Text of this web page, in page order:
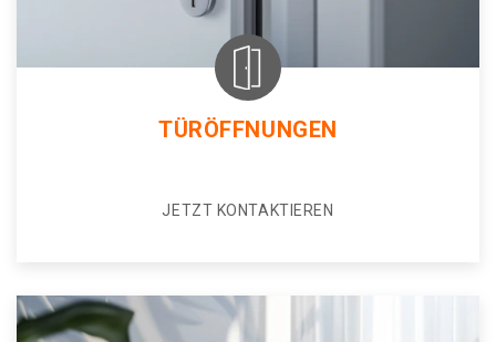
TÜRÖFFNUNGEN
JETZT KONTAKTIEREN